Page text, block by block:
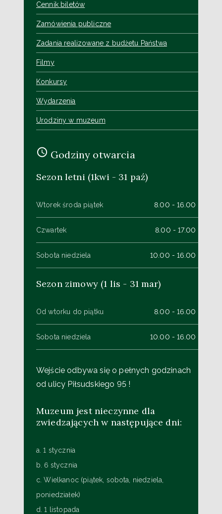
Cennik biletów
Zamówienia publiczne
Zadania realizowane z budżetu Państwa
Filmy
Konkursy
Wydarzenia
Urodziny w muzeum
Godziny otwarcia
Sezon letni (1kwi - 31 paź)
Wtorek środa piątek 8.00 - 16.00
Czwartek 8.00 - 17.00
Sobota niedziela 10.00 - 16.00
Sezon zimowy (1 lis - 31 mar)
Od wtorku do piątku 8.00 - 16.00
Sobota niedziela 10.00 - 16.00
Wejście odbywa się o pełnych godzinach
od ulicy Piłsudskiego 95 !
Muzeum jest nieczynne dla
zwiedzających w następujące dni:
a. 1 stycznia
b. 6 stycznia
c. Wielkanoc (piątek, sobota, niedziela,
poniedziałek)
d. 1 listopada